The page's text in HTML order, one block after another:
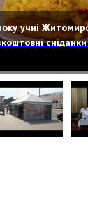
учні
сніданки